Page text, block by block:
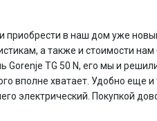
приобрести в наш дом уже
а также и стоимости
Gorenje TG 50 N, его мы и
вполне хватает. Удобно еще
электрический. Покупкой